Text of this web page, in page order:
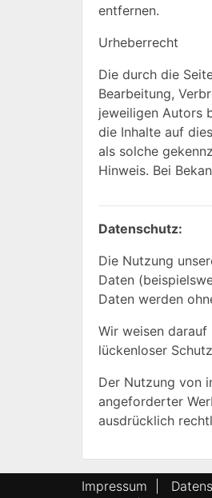
entfernen.
Urheberrecht
Die durch die
Bearbeitung,
jeweiligen Autors
die Inhalte auf
als solche
Hinweis. Bei
Datenschutz:
Die Nutzung
Daten
Daten werden
Wir weisen
lückenloser
Der Nutzung von
angeforderter
ausdrücklich
Impressum